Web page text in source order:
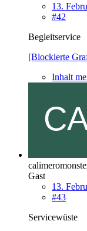
13.
#42
Begleitservice
[Blockierte
Inhalt
Gast
13.
#43
Servicewüste